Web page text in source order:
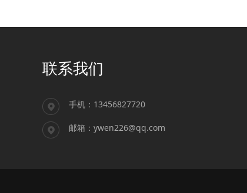
联系我们
手机：13456827720
邮箱：ywen226@qq.com